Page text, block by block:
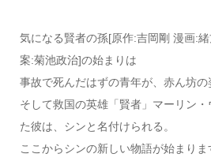
気になる賢者の孫[原作:吉岡剛 漫画:
案:菊池政治]の始まりは
事故で死んだはずの青年が、赤ん坊の
そして救国の英雄「賢者」マーリン
た彼は、シンと名付けられる。
ここからシンの新しい物語が始まりま